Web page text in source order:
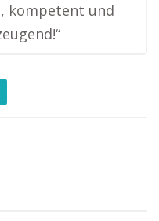
kompetent und